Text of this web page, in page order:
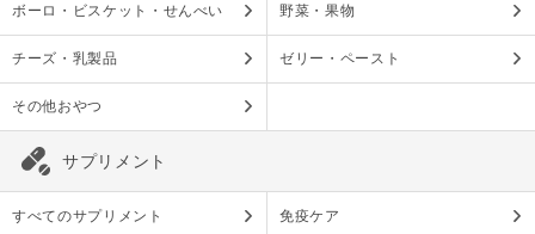
ボーロ・ビスケット・せんべい 野菜・果物
チーズ・乳製品 ゼリー・ペースト
その他おやつ
サプリメント
すべてのサプリメント 免疫ケア